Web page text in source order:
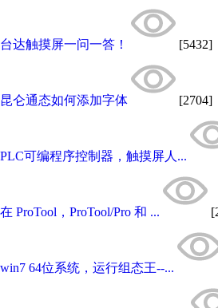
台达触摸屏一问一答！ [5432]
昆仑通态如何添加字体 [2704]
PLC可编程序控制器，触摸屏人...
在 ProTool，ProTool/Pro 和 ...
win7 64位系统，运行组态王--...